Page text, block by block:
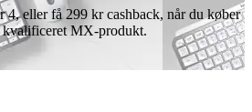
4, eller få 299 kr cashback, når du køber
kvalificeret MX-produkt.